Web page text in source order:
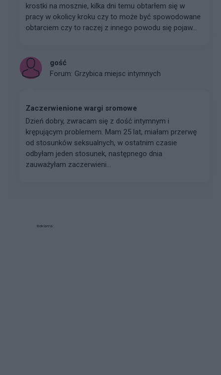
krostki na mosznie, kilka dni temu obtarłem się w
pracy w okolicy kroku czy to może być spowodowane
obtarciem czy to raczej z innego powodu się pojaw...
gość
Forum: Grzybica miejsc intymnych
Zaczerwienione wargi sromowe
Dzień dobry, zwracam się z dość intymnym i
krępującym problemem. Mam 25 lat, miałam przerwę
od stosunków seksualnych, w ostatnim czasie
odbyłam jeden stosunek, następnego dnia
zauważyłam zaczerwieni...
Reklama: